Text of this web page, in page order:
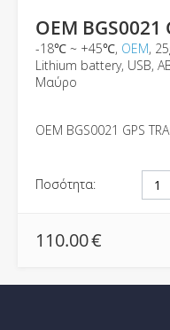
OEM BGS0021
-18℃ ~ +45℃, ΟΕΜ,
Lithium battery, USB,
Μαύρο
OEM BGS0021 GPS
Ποσότητα:
110.00€